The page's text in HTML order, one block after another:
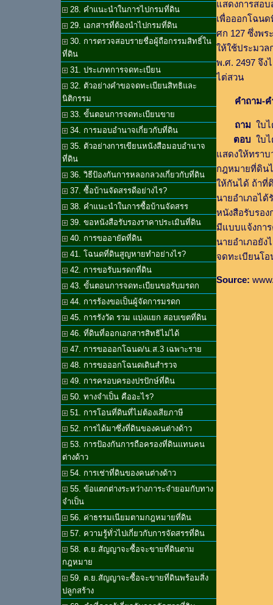
28. คำแนะนำในการไปกรมที่ดิน
29. เอกสารที่ต้องนำไปกรมที่ดิน
30. การตรวจสอบรายชื่อผู้ถือกรรมสิทธิ์ใน
ที่ดิน
31. ประเภทการจดทะเบียน
32. ตัวอย่างคำขอจดทะเบียนสิทธิและ
นิติกรรม
33. ขั้นตอนการจดทะเบียนขาย
34. การมอบอำนาจเกี่ยวกับที่ดิน
35. ตัวอย่างการเขียนหนังสือมอบอำนาจ
ที่ดิน
36. วิธีป้องกันการหลอกลวงเกี่ยวกับที่ดิน
37. ซื้อบ้านจัดสรรดีอย่างไร?
38. คำแนะนำในการซื้อบ้านจัดสรร
39. ขอหนังสือรับรองราคาประเมินที่ดิน
40. การขออายัดที่ดิน
41. โฉนดที่ดินสูญหายทำอย่างไร?
42. การขอรับมรดกที่ดิน
43. ขั้นตอนการจดทะเบียนขอรับมรดก
44. การร้องขอเป็นผู้จัดการมรดก
45. การรังวัด รวม แบ่งแยก สอบเขตที่ดิน
46. ที่ดินที่ออกเอกสารสิทธิไม่ได้
47. การขอออกโฉนด/น.ส.3 เฉพาะราย
48. การขอออกโฉนดเดินสำรวจ
49. การครอบครองปรปักษ์ที่ดิน
50. ทางจำเป็น คืออะไร?
51. การโอนที่ดินที่ไม่ต้องเสียภาษี
52. การได้มาซึ่งที่ดินของคนต่างด้าว
53. การป้องกันการถือครองที่ดินแทนคน
ต่างด้าว
54. การเช่าที่ดินของคนต่างด้าว
55. ข้อแตกต่างระหว่างภาระจำยอมกับทาง
จำเป็น
56. ค่าธรรมเนียมตามกฎหมายที่ดิน
57. ความรู้ทั่วไปเกี่ยวกับการจัดสรรที่ดิน
58. ต.ย.สัญญาจะซื้อจะขายที่ดินตาม
กฎหมาย
59. ต.ย.สัญญาจะซื้อจะขายที่ดินพร้อมสิ่ง
ปลูกสร้าง
แสดงการสอบ
เพื่อออกโฉน
ศก 127 ซึ่งพ
ให้ใช้ประมว
พ.ศ. 2497 จึ
ไต่สวน
คำถาม-
ถาม ใบ
ตอบ ใบ
แสดงให้ทรา
กฎหมายที่ดิน
ให้กันได้ ถ้าที่
นายอำเภอได้
หนังสือรับรอ
มีแบบแจ้งกา
นายอำเภอยัง
จดทะเบียนโ
Source: